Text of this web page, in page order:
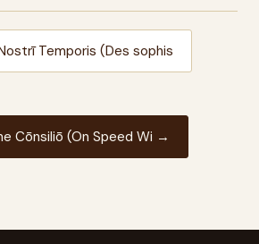
Temporis (Des sophis
Cōnsiliō (On Speed Wi →